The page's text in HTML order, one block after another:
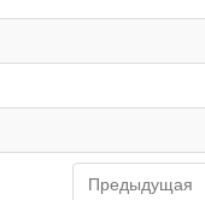
Предыдущая